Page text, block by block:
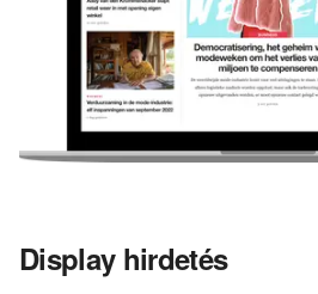
Display hirdetés